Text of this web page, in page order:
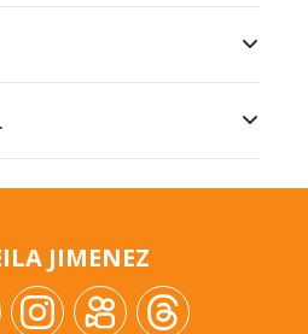
JIMENEZ